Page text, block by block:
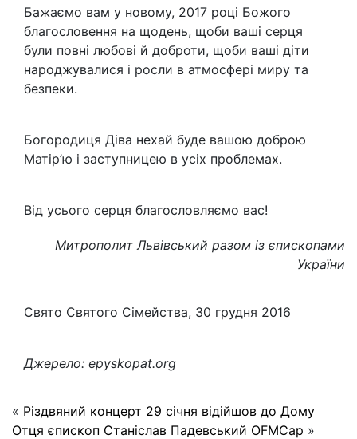
Бажаємо вам у новому, 2017 році Божого
благословення на щодень, щоби ваші серця
були повні любові й доброти, щоби ваші діти
народжувалися і росли в атмосфері миру та
безпеки.
Богородиця Діва нехай буде вашою доброю
Матір’ю і заступницею в усіх проблемах.
Від усього серця благословляємо вас!
Митрополит Львівський разом із єпископами
України
Свято Святого Сімейства, 30 грудня 2016
Джерело: epyskopat.org
« Різдвяний концерт 29 січня відійшов до Дому
Отця єпископ Станіслав Падевський OFMCap »